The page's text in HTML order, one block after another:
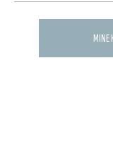
Carica
MINE